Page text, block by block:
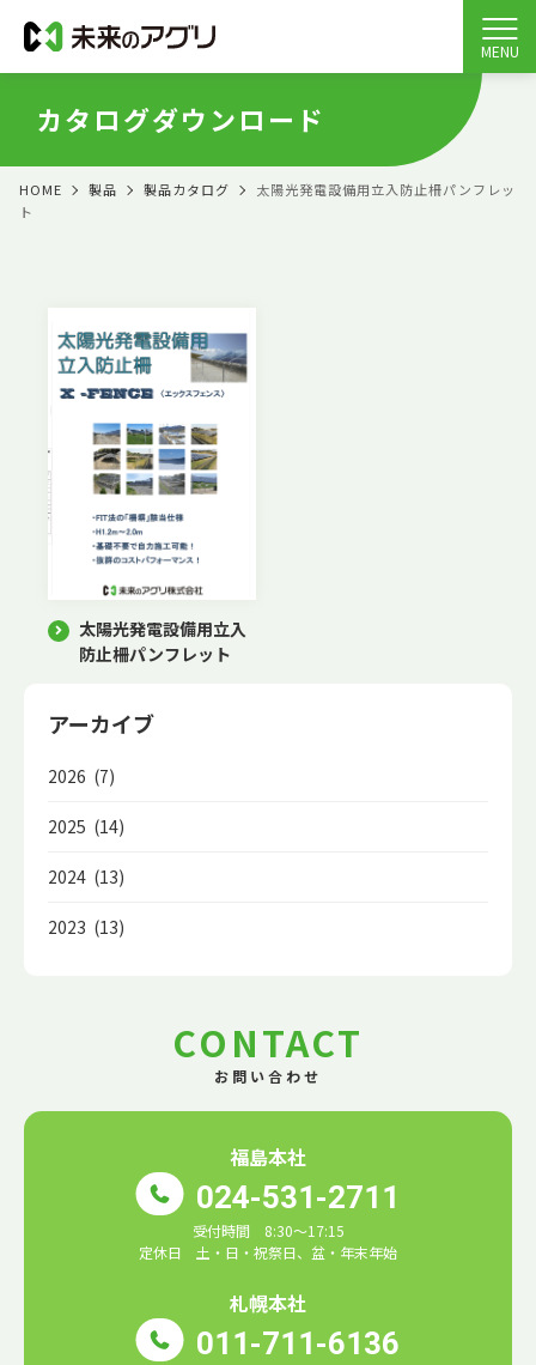
MENU
カタログダウンロード
HOME 製品 製品カタログ
太陽光発電設備用立入防止柵パンフレッ
ト
アーカイブ
2026 (7)
2025 (14)
2024 (13)
2023 (13)
太陽光発電設備用立入
防止柵パンフレット
CONTACT
お問い合わせ
福島本社
024-531-2711
受付時間 8:30～17:15
定休日 土・日・祝祭日、盆・年末年始
札幌本社
011-711-6136